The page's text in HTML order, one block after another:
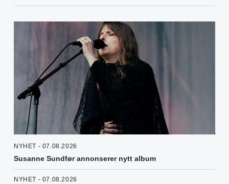
NYHET - 07.08.2026
Susanne Sundfør annonserer nytt album
NYHET - 07.08.2026